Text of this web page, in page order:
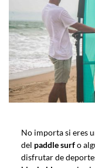
No importa si eres
del paddle surfo
disfrutar de